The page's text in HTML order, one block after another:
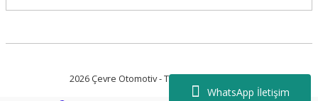
WhatsApp İletişim
2026 Çevre Otomotiv - Tüm Hakları Saklıdır.